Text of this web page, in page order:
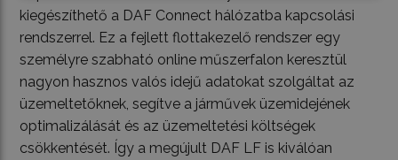
kiegészíthető a DAF Connect hálózatba kapcsolási
rendszerrel. Ez a fejlett flottakezelő rendszer egy
személyre szabható online műszerfalon keresztül
nagyon hasznos valós idejű adatokat szolgáltat az
üzemeltetőknek, segítve a járművek üzemidejének
optimalizálását és az üzemeltetési költségek
csökkentését. Így a megújult DAF LF is kiválóan